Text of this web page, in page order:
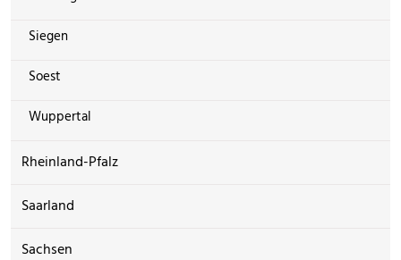
Siegen
Soest
Wuppertal
Rheinland-Pfalz
Saarland
Sachsen